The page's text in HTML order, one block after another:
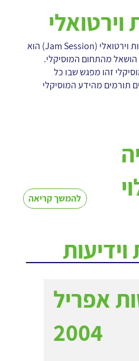
וירטואלי
סיעור מוחות וירטואלי (Jam Session) הוא
מהתחום המוסיקלי.
זהו מפגש שבו כל
תורמים מהידע המוסיקלי
להמשך קריאה
אפריל
2004